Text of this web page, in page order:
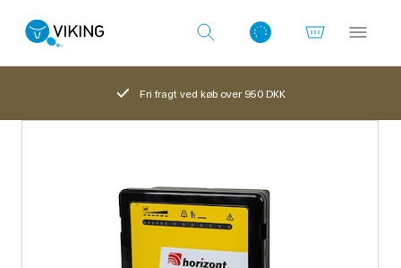
Fri fragt ved køb over 950 DKK